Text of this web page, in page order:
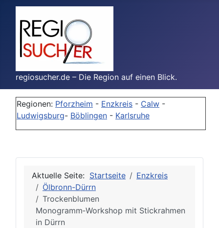
regiosucher.de – Die Region auf einen Blick.
Regionen: Pforzheim - Enzkreis - Calw -
Ludwigsburg- Böblingen - Karlsruhe
Aktuelle Seite: Startseite
Enzkreis
Ölbronn-Dürrn
Trockenblumen
Monogramm‑Workshop mit Stickrahmen
in Dürrn